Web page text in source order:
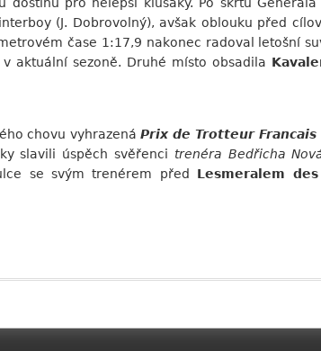
(J. Dobrovolný), avšak oblouku před
čase 1:17,9 nakonec radoval letošní
aktuální sezoně. Druhé místo obsadila
chovu vyhrazená Prix de Trotteur Francais
slavili úspěch svěřenci trenéra Bedřicha
se svým trenérem před Lesmeralem